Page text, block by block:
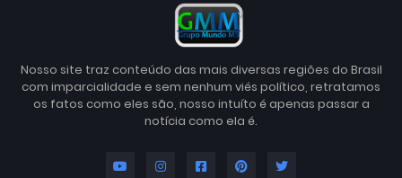
Nosso site traz conteúdo das mais diversas regiões do Brasil
com imparcialidade e sem nenhum viés político, retratamos
os fatos como eles são, nosso intuíto é apenas passar a
notícia como ela é.